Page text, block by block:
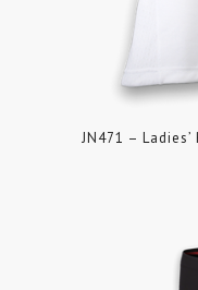
JN471 –